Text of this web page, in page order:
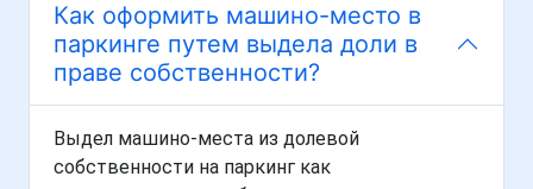
Как оформить машино-место в
паркинге путем выдела доли в
праве собственности?
Выдел машино-места из долевой
собственности на паркинг как